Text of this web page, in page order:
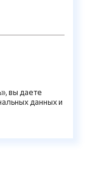
вы даете
данных и